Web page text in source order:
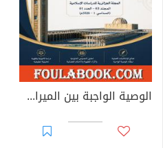
الوصية الواجبة بين الميراث والوصية: دراسة في الطبيعة القانونية والأساس التشريعي وإشكاليات التطبيق